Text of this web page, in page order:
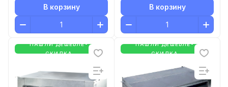
В корзину В корзину
НАШЛИ ДЕШЕВЛЕ-
СКИДКА
НАШЛИ ДЕШЕВЛЕ-
СКИДКА